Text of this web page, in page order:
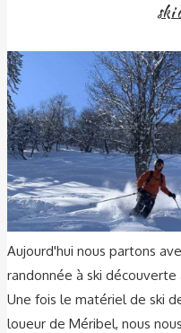
ski
Aujourd'hui nous partons
randonnée à ski
Une fois le matériel de ski
loueur de Méribel, nous